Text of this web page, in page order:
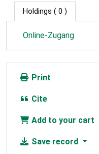
Holdings ( 0 )
Online-Zugang
Print
Cite
Add to your cart
Save record